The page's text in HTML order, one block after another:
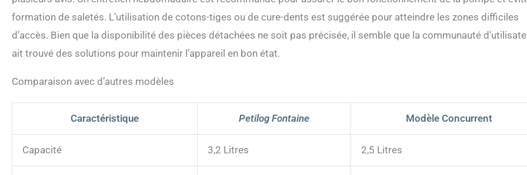
formation de saletés. L’utilisation de cotons-tiges ou de cure-dents est suggérée pour atteindre les zones difficiles
d’accès. Bien que la disponibilité des pièces détachées ne soit pas précisée, il semble que la communauté
ait trouvé des solutions pour maintenir l’appareil en bon état.
Comparaison avec d’autres modèles
Caractéristique Petilog Fontaine Modèle Concurrent
Capacité 3,2 Litres 2,5 Litres